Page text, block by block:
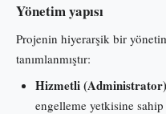
Yönetim yapısı
Projenin hiyerarşik bir
tanımlanmıştır:
Hizmetli
engelleme yetkisine